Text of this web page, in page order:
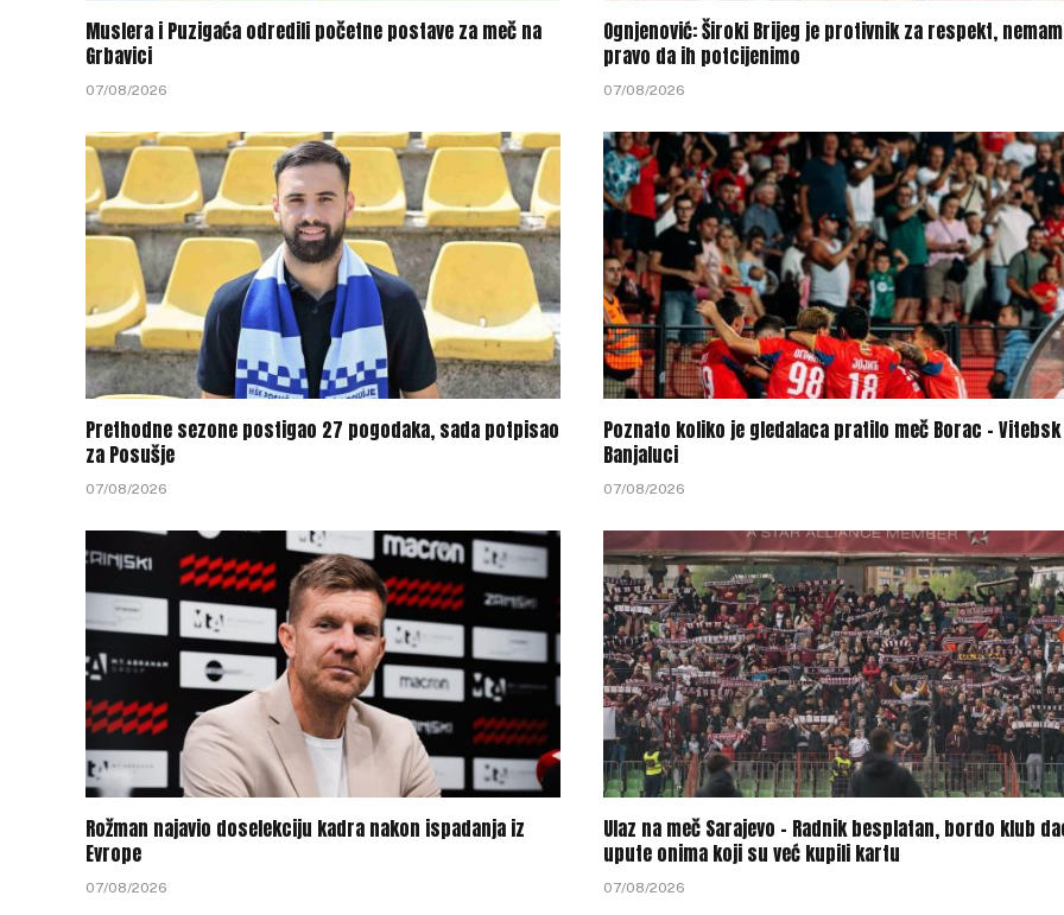
Muslera i Puzigaća odredili početne postave za meč na
Grbavici
07/08/2026
Ognjenović: Široki Brijeg je protivnik za respekt,
pravo da ih potcijenimo
07/08/2026
Prethodne sezone postigao 27 pogodaka, sada potpisao
za Posušje
07/08/2026
Poznato koliko je gledalaca pratilo meč Borac –
Banjaluci
07/08/2026
Rožman najavio doselekciju kadra nakon ispadanja iz
Evrope
07/08/2026
Ulaz na meč Sarajevo – Radnik besplatan, bordo klub
upute onima koji su već kupili kartu
07/08/2026